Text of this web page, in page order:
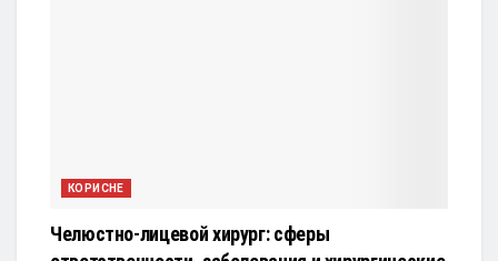
КОРИСНЕ
Челюстно-лицевой хирург: сферы